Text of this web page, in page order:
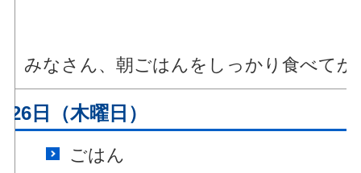
みなさん、朝ごはんをしっかり食べて
26日（木曜日）
ごはん